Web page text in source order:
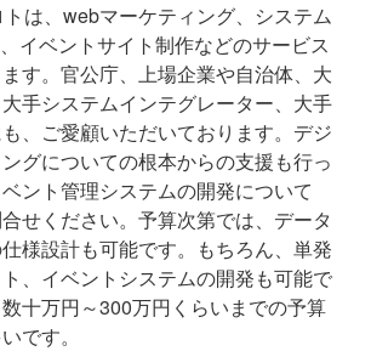
は、webマーケティング、システム
イベントサイト制作などのサービス
す。官公庁、上場企業や自治体、大
手システムインテグレーター、大手
、ご愛顧いただいております。デジ
グについての根本からの支援も行っ
ント管理システムの開発について
せください。予算次第では、データ
様設計も可能です。もちろん、単発
、イベントシステムの開発も可能で
十万円～300万円くらいまでの予算
です。